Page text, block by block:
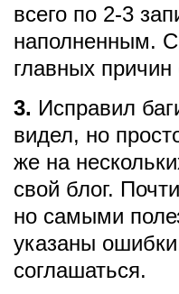
всего по 2-3
наполненным.
главных причин
3. Исправил
видел, но
же на
свой блог.
но самыми
указаны
соглашаться.